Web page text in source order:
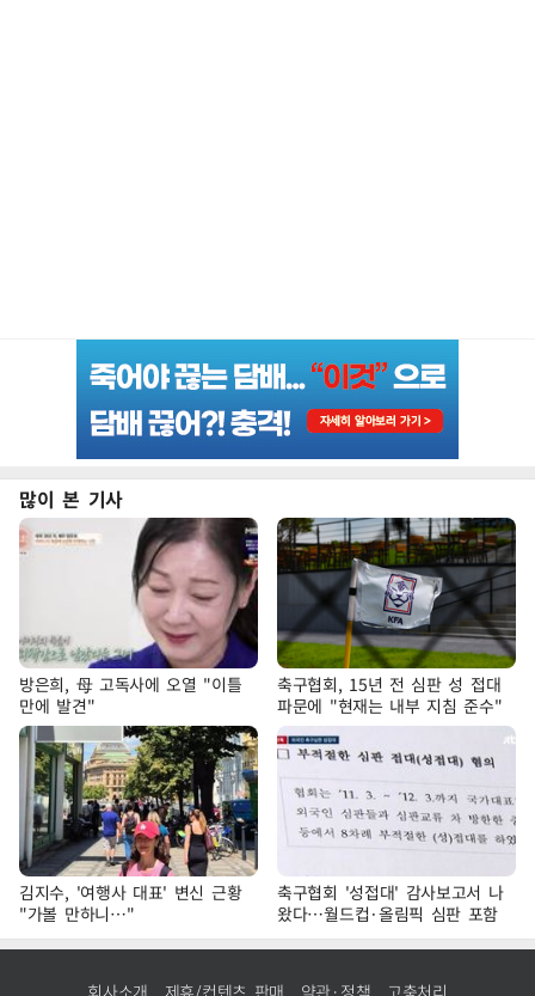
많이 본 기사
방은희, 母 고독사에 오열 "이틀
만에 발견"
축구협회, 15년 전 심판 성 접대
파문에 "현재는 내부 지침 준수"
김지수, '여행사 대표' 변신 근황
"가볼 만하니…"
축구협회 '성접대' 감사보고서 나
왔다…월드컵·올림픽 심판 포함